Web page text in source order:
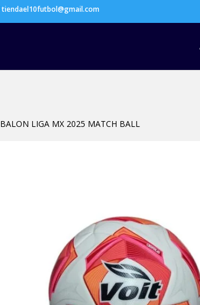
tiendael10futbol@gmail.com
BALON LIGA MX 2025 MATCH BALL